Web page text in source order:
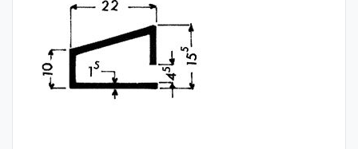
Die Scheibenprofile aus Aluminium werden
aus der Sonder-Legierung 6060 gefertigt
und werden im Stangenformat verkauft. Die
Mindestabnahme beträgt 300 kg.